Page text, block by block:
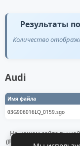
Результаты
Количество
Audi
Имя файла
03G906016LQ_0159.sgo
На нашем сайте вы
(Flashdaten)
. Все